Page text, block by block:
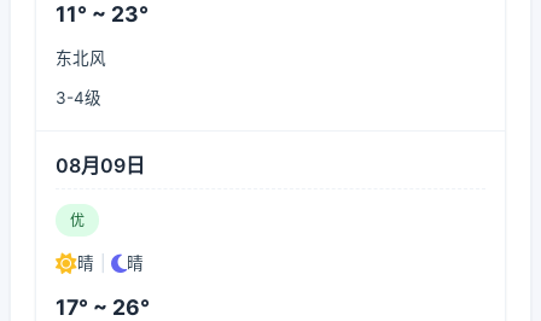
11° ~ 23°
东北风
3-4级
08月09日
优
晴 晴
17° ~ 26°